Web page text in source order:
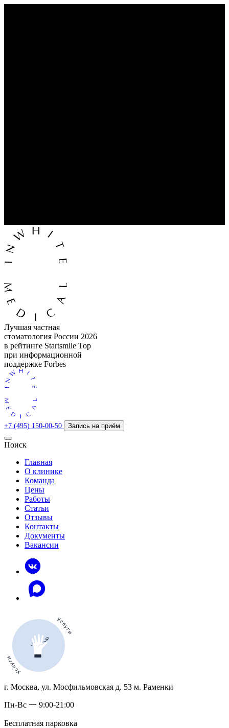
Лучшая частная
стоматология России 2026
в рейтинге Startsmile Top
при информационной
поддержке Forbes
+7 (495) 150-00-50 Запись на приём
Поиск
Главная
О клинике
Команда
Цены
Работы
Статьи
Отзывы
Контакты
Документы
Вакансии
г. Москва, ул. Мосфильмовская д. 53 м. Раменки
Пн-Вс 一 9:00-21:00
Бесплатная парковка